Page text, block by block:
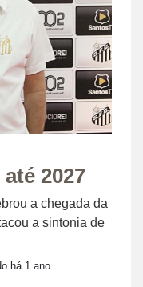
2027
a chegada da
a sintonia de
há 1 ano